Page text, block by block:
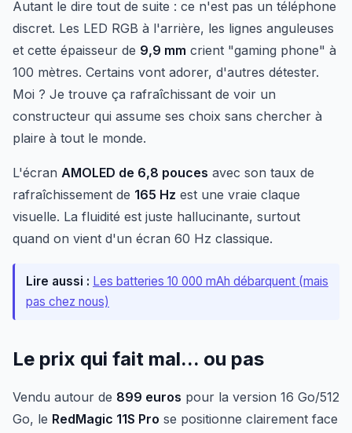
Autant le dire tout de suite : ce n'est pas un téléphone
discret. Les LED RGB à l'arrière, les lignes anguleuses
et cette épaisseur de 9,9 mm crient "gaming phone" à
100 mètres. Certains vont adorer, d'autres détester.
Moi ? Je trouve ça rafraîchissant de voir un
constructeur qui assume ses choix sans chercher à
plaire à tout le monde.
L'écran AMOLED de 6,8 pouces avec son taux de
rafraîchissement de 165 Hz est une vraie claque
visuelle. La fluidité est juste hallucinante, surtout
quand on vient d'un écran 60 Hz classique.
Lire aussi : Les batteries 10 000 mAh débarquent (mais
pas chez nous)
Le prix qui fait mal... ou pas
Vendu autour de 899 euros pour la version 16 Go/512
Go, le RedMagic 11S Pro se positionne clairement face